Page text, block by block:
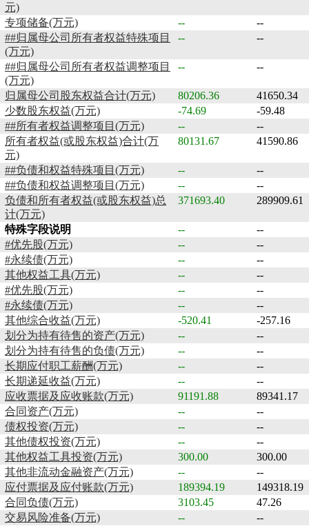
元)
专项储备(万元) --
--
##归属母公司所有者权益特殊项目
(万元)
-- --
##归属母公司所有者权益调整项目
(万元)
-- --
归属母公司股东权益合计(万元) 80206.36
41650.34
少数股东权益(万元)
-74.69
-59.48
##所有者权益调整项目(万元)
--
--
所有者权益(或股东权益)合计(万
元)
80131.67 41590.86
##负债和权益特殊项目(万元) --
--
##负债和权益调整项目(万元)
--
--
负债和所有者权益(或股东权益)总
计(万元)
371693.40 289909.61
特殊字段说明 --
--
#优先股(万元)
--
--
#永续债(万元)
--
--
其他权益工具(万元)
--
--
#优先股(万元)
--
--
#永续债(万元)
--
--
其他综合收益(万元)
-520.41
-257.16
划分为持有待售的资产(万元)
--
--
划分为持有待售的负债(万元)
--
--
长期应付职工薪酬(万元)
--
--
长期递延收益(万元)
--
--
应收票据及应收账款(万元)
91191.88
89341.17
合同资产(万元)
--
--
债权投资(万元)
--
--
其他债权投资(万元)
--
--
其他权益工具投资(万元)
300.00
300.00
其他非流动金融资产(万元)
--
--
应付票据及应付账款(万元)
189394.19
149318.19
合同负债(万元)
3103.45
47.26
交易风险准备(万元)
--
--